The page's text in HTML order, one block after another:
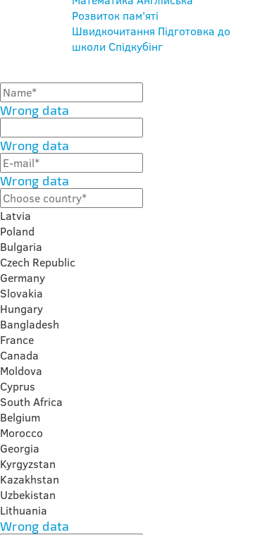
Розвиток пам'яті
Швидкочитання Підготовка до
школи Спідкубінг
Wrong data
Wrong data
Wrong data
Latvia
Poland
Bulgaria
Czech Republic
Germany
Slovakia
Hungary
Bangladesh
France
Canada
Moldova
Cyprus
South Africa
Belgium
Morocco
Georgia
Kyrgyzstan
Kazakhstan
Uzbekistan
Lithuania
Wrong data